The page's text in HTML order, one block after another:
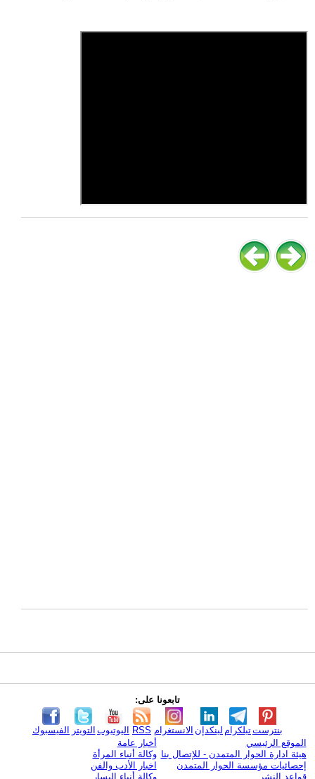
تابعونا على:
الفيسبوك التويتر اليوتيوب RSS الانستغرام لينكدإن تيلكرامبنترست
الموقع الرئيسي
هيئة ادارة الحوار المتمدن - للإتصال بنا
إحصائيات مؤسسة الحوار المتمدن
قواعد النشر
أخبار عامة
وكالة أنباء المرأة
اخبار الأدب والفن
وكالة أنباء اليسار